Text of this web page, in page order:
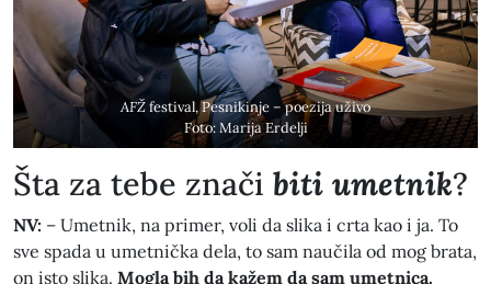
AFŽfestival, Pesnikinje – poezija uživo
Foto: Marija Erdelji
​Šta za tebe znači biti umetnik?
NV: – Umetnik, na primer, voli da slika i crta kao i ja. To
sve spada u umetnička dela, to sam naučila od mog brata,
on isto slika. Mogla bih da kažem da sam umetnica.